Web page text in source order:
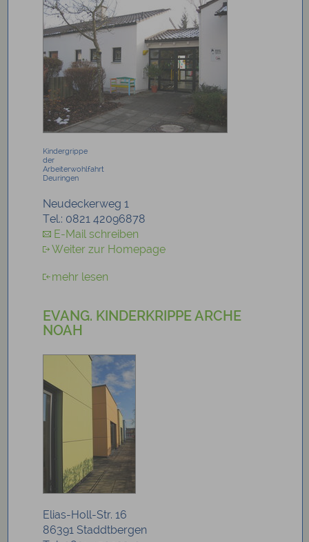
Kindergrippe
der
Arbeiterwohlfahrt
Deuringen
Neudeckerweg 1
Tel.: 0821 42096878
E-Mail schreiben
Weiter zur Homepage
mehr lesen
EVANG. KINDERKRIPPE ARCHE
NOAH
Elias-Holl-Str. 16
86391 Staddtbergen